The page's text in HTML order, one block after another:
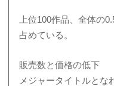
上位100作品、全体の
占めている。
販売数と価格の低下
メジャータイトルとな